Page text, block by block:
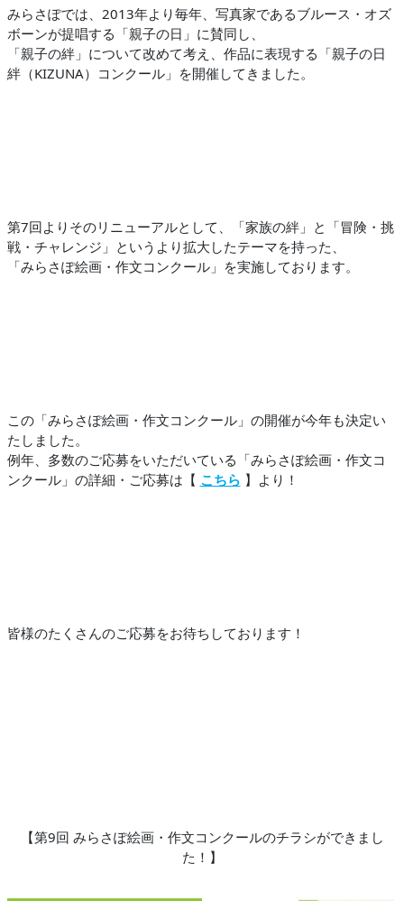
みらさぽでは、2013年より毎年、写真家であるブルース・オズ
ボーンが提唱する「親子の日」に賛同し、
「親子の絆」について改めて考え、作品に表現する「親子の日
絆（KIZUNA）コンクール」を開催してきました。
第7回よりそのリニューアルとして、「家族の絆」と「冒険・挑
戦・チャレンジ」というより拡大したテーマを持った、
「みらさぽ絵画・作文コンクール」を実施しております。
この「みらさぽ絵画・作文コンクール」の開催が今年も決定い
たしました。
例年、多数のご応募をいただいている「みらさぽ絵画・作文コ
ンクール」の詳細・ご応募は【 こちら 】より！
皆様のたくさんのご応募をお待ちしております！
【第9回 みらさぽ絵画・作文コンクールのチラシができまし
た！】